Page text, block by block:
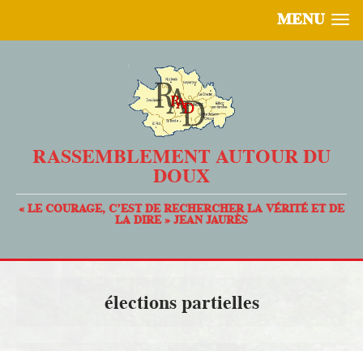
MENU
RASSEMBLEMENT AUTOUR DU
DOUX
« LE COURAGE, C’EST DE RECHERCHER LA VÉRITÉ ET DE
LA DIRE » JEAN JAURÈS
élections partielles